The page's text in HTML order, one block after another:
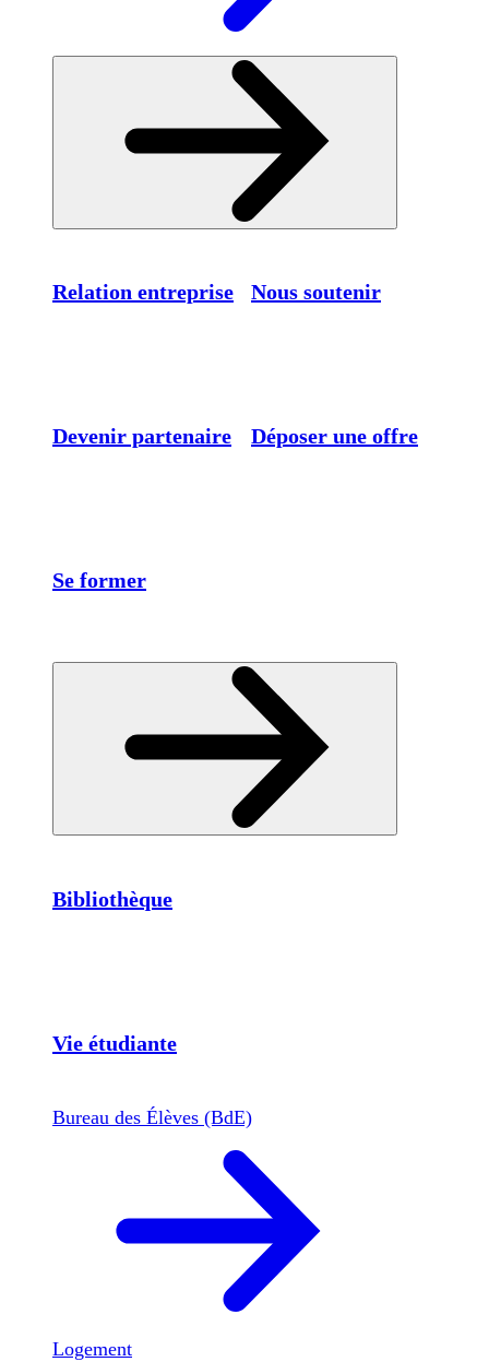
Relation entreprise Nous soutenir
Devenir partenaire Déposer une offre
Se former
Bibliothèque
Vie étudiante
Bureau des Élèves (BdE)
Logement